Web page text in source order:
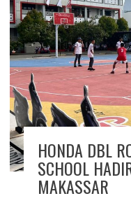
HONDA DBL
SCHOOL
MAKASSAR